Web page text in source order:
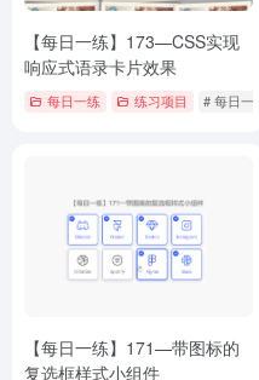
【每日一练】173—CSS实现
响应式语录卡片效果
每日一练 练习项目 # 每日一练
【每日一练】171—带图标的
复选框样式小组件